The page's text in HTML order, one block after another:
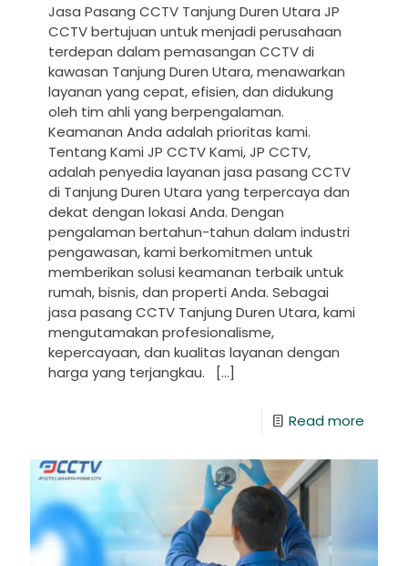
Jasa Pasang CCTV Tanjung Duren Utara JP
CCTV bertujuan untuk menjadi perusahaan
terdepan dalam pemasangan CCTV di
kawasan Tanjung Duren Utara, menawarkan
layanan yang cepat, efisien, dan didukung
oleh tim ahli yang berpengalaman.
Keamanan Anda adalah prioritas kami.
Tentang Kami JP CCTV Kami, JP CCTV,
adalah penyedia layanan jasa pasang CCTV
di Tanjung Duren Utara yang terpercaya dan
dekat dengan lokasi Anda. Dengan
pengalaman bertahun-tahun dalam industri
pengawasan, kami berkomitmen untuk
memberikan solusi keamanan terbaik untuk
rumah, bisnis, dan properti Anda. Sebagai
jasa pasang CCTV Tanjung Duren Utara, kami
mengutamakan profesionalisme,
kepercayaan, dan kualitas layanan dengan
harga yang terjangkau.
[…]
Read more